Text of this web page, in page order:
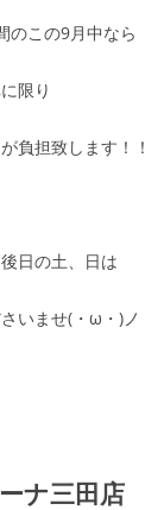
のこの9月中なら
限り
負担致します！！
日の土、日は
いませ(・ω・)ノ
ナ三田店